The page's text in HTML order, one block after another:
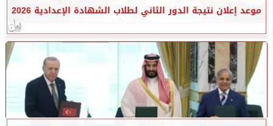
موعد إعلان نتيجة الدور الثاني لطلاب الشهادة الإعدادية 2026